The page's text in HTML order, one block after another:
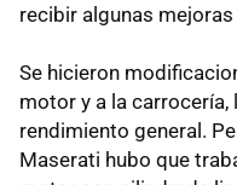
recibir algunas
Se hicieron
motor y a la carrocería,
rendimiento general.
Maserati hubo que